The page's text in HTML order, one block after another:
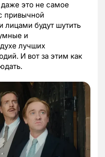
это не самое
привычной
лицами будут шутить
и
лучших
И вот за этим как